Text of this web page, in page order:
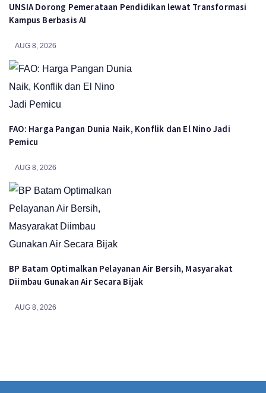
UNSIA Dorong Pemerataan Pendidikan lewat Transformasi
Kampus Berbasis AI
AUG 8, 2026
FAO: Harga Pangan Dunia Naik, Konflik dan El Nino Jadi
Pemicu
AUG 8, 2026
BP Batam Optimalkan Pelayanan Air Bersih, Masyarakat
Diimbau Gunakan Air Secara Bijak
AUG 8, 2026